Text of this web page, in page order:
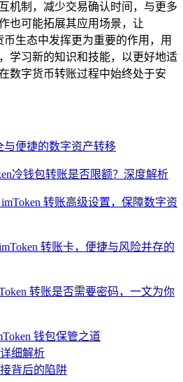
机制，减少交易确认时间，与更多
也可能拓展其应用场景，让
币生态中发挥更为重要的作用，用
学习新的知识和技能，以更好地适
数字货币转账过程中始终处于安
与便捷的数字资产转移
冷钱包转账是否限额？深度解析
转账高级设置，保障数字资
转账卡，便捷与风险并存的
转账是否需要密码，一文为你
钱包保管之道
细解析
背后的陷阱